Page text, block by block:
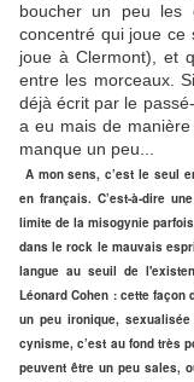
boucher un peu les
concentré qui joue ce
joue à Clermont), et
entre les morceaux.
déjà écrit par le
a eu mais de
manque un peu...
A mon sens, c’est le seul
en français. C’est-à-dire
limite de la misogynie
dans le rock le mauvais
langue au seuil de
Léonard Cohen : cette façon
un peu ironique,
cynisme, c’est au fond très
peuvent être un peu sales,